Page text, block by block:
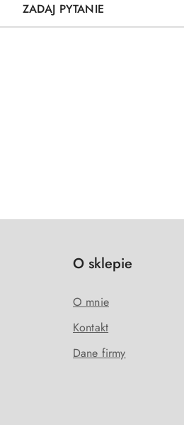
ZADAJ PYTANIE
O sklepie
O mnie
Kontakt
Dane firmy